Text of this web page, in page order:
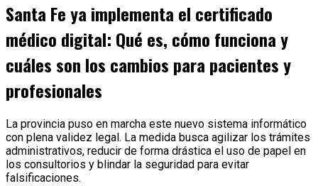
Santa Fe ya implementa el certificado
médico digital: Qué es, cómo funciona y
cuáles son los cambios para pacientes y
profesionales
La provincia puso en marcha este nuevo sistema informático
con plena validez legal. La medida busca agilizar los trámites
administrativos, reducir de forma drástica el uso de papel en
los consultorios y blindar la seguridad para evitar
falsificaciones.